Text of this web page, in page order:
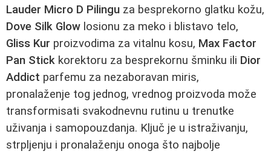
Lauder Micro D Pilingu za besprekorno glatku kožu,
Dove Silk Glow losionu za meko i blistavo telo,
Gliss Kur proizvodima za vitalnu kosu, Max Factor
Pan Stick korektoru za besprekornu šminku ili Dior
Addict parfemu za nezaboravan miris,
pronalaženje tog jednog, vrednog proizvoda može
transformisati svakodnevnu rutinu u trenutke
uživanja i samopouzdanja. Ključ je u istraživanju,
strpljenju i pronalaženju onoga što najbolje